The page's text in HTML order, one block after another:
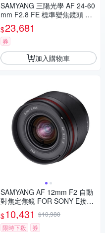
SAMYANG 三陽光學 AF 24-60
mm F2.8 FE 標準變焦鏡頭 公
司貨
$23,681
券
加入購物車
SAMYANG AF 12mm F2 自動
對焦定焦鏡 FOR SONY E接環
(公司貨)
$10,431 $10,980
限時下殺
券